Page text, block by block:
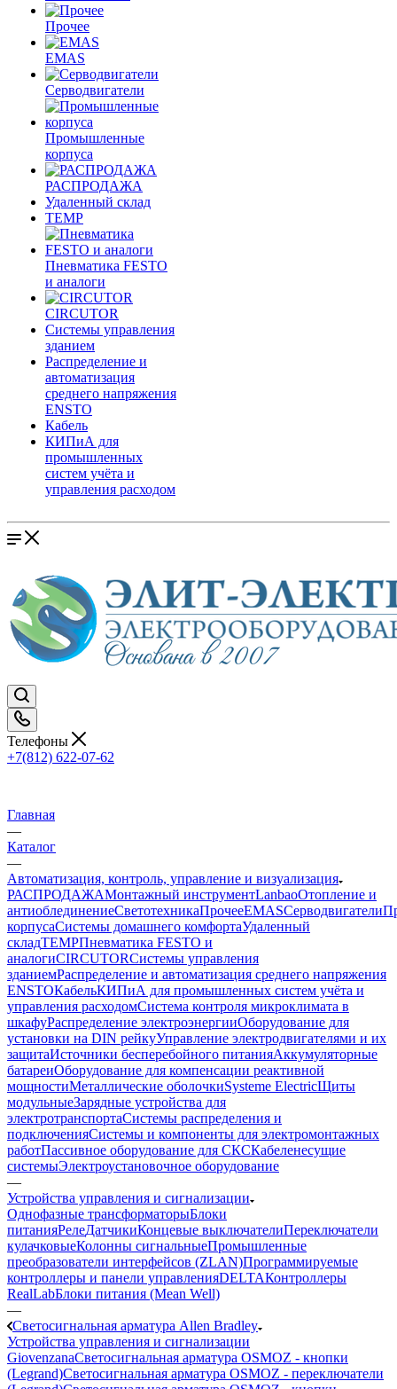
Прочее
EMAS
Cерводвигатели
Промышленные
корпуса
РАСПРОДАЖА
Удаленный склад
TEMP
Пневматика FESTO
и аналоги
CIRCUTOR
Системы управления
зданием
Распределение и
автоматизация
среднего напряжения
ENSTO
Кабель
КИПиА для
промышленных
систем учёта и
управления расходом
Телефоны
+7(812) 622-07-62
Главная
—
Каталог
—
Автоматизация, контроль, управление и визуализация
РАСПРОДАЖАМонтажный инструментLanbaoОтопление и
антиоблединениеСветотехникаПрочееEMASCерводвигатели
корпусаСистемы домашнего комфортаУдаленный
складTEMPПневматика FESTO и
аналогиCIRCUTORСистемы управления
зданиемРаспределение и автоматизация среднего напряжения
ENSTOКабельКИПиА для промышленных систем учёта и
управления расходомСистема контроля микроклимата в
шкафуРаспределение электроэнергииОборудование для
установки на DIN рейкуУправление электродвигателями и их
защитаИсточники бесперебойного питанияАккумуляторные
батареиОборудование для компенсации реактивной
мощностиМеталлические оболочкиSysteme ElectricЩиты
модульныеЗарядные устройства для
электротранспортаСистемы распределения и
подключенияСистемы и компоненты для электромонтажных
работПассивное оборудование для СКСКабеленесущие
системыЭлектроустановочное оборудование
—
Устройства управления и сигнализации
Однофазные трансформаторыБлоки
питанияРелеДатчикиКонцевые выключателиПереключатели
кулачковыеКолонны сигнальныеПромышленные
преобразователи интерфейсов (ZLAN)Программируемые
контроллеры и панели управленияDELTAКонтроллеры
RealLabБлоки питания (Mean Well)
—
Светосигнальная арматура Allen Bradley
Устройства управления и сигнализации
GiovenzanaСветосигнальная арматура OSMOZ - кнопки
(Legrand)Светосигнальная арматура OSMOZ - переключатели